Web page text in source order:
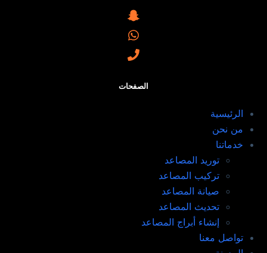
الصفحات
الرئيسية
من نحن
خدماتنا
توريد المصاعد​
تركيب المصاعد ​
صيانة المصاعد​
تحديث المصاعد​
إنشاء أبراج المصاعد​
تواصل معنا